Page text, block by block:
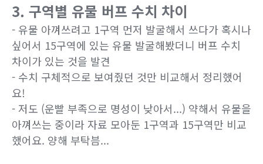
3. 구역별 유물 버프 수치 차이
- 유물 아껴쓰려고 1구역 먼저 발굴해서 쓰다가 혹시나
싶어서 15구역에 있는 유물 발굴해봤더니 버프 수치
차이가 있는 것을 발견
- 수치 구체적으로 보여줬던 것만 비교해서 정리했어
요!
- 저도 (운빨 부족으로 명성이 낮아서...) 약해서 유물을
아껴쓰는 중이라 자료 모아둔 1구역과 15구역만 비교
했어요. 양해 부탁븜...